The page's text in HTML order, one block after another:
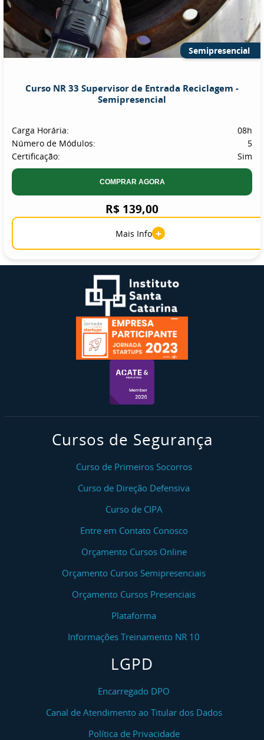
Semipresencial
Curso NR 33 Supervisor de Entrada Reciclagem -
Semipresencial
Carga Horária:
08h
Número de Módulos:
5
Certificação:
Sim
COMPRAR AGORA
R$ 139,00
Mais Info +
Cursos de Segurança
Curso de Primeiros Socorros
Curso de Direção Defensiva
Curso de CIPA
Entre em Contato Conosco
Orçamento Cursos Online
Orçamento Cursos Semipresenciais
Orçamento Cursos Presenciais
Plataforma
Informações Treinamento NR 10
LGPD
Encarregado DPO
Canal de Atendimento ao Titular dos Dados
Política de Privacidade